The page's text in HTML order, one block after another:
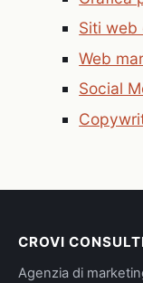
Siti web
Web
Social
CROVI
Agenzia di